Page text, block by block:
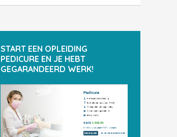
START EEN OPLEIDING
PEDICURE EN JE HEBT
GEGARANDEERD WERK!